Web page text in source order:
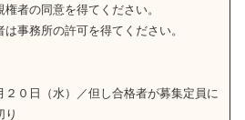
権者の同意を得てください。
は事務所の許可を得てください。
２０日（水）／但し合格者が募集定員に
り